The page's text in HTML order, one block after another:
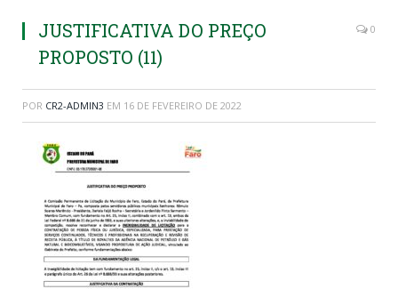
JUSTIFICATIVA DO PREÇO
PROPOSTO (11)
0
POR CR2-ADMIN3 EM 16 DE FEVEREIRO DE 2022